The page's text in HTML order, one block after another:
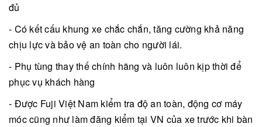
đủ
- Có kết cấu khung xe chắc chắn, tăng cường khả năng
chịu lực và bảo vệ an toàn cho người lái.
- Phụ tùng thay thế chính hãng và luôn luôn kịp thời để
phục vụ khách hàng
- Được Fuji Việt Nam kiểm tra độ an toàn, động cơ máy
móc cũng như làm đăng kiểm tại VN của xe trước khi bàn